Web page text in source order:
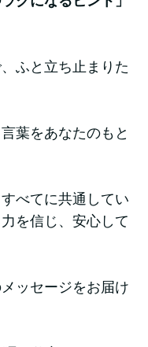
ふと立ち止まりた
葉をあなたのもと
べてに共通してい
を信じ、安心して
ッセージをお届け